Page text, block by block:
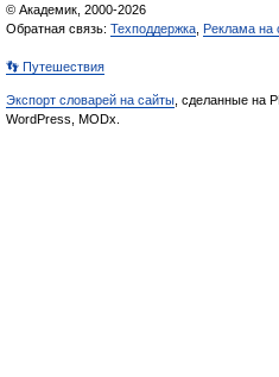
© Академик, 2000-2026
Обратная связь: Техподдержка Реклама на
👣 Путешествия
Экспорт словарей на сайты , сделанные на
WordPress, MODx.